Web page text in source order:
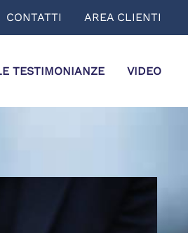
CONTATTI AREA CLIENTI
TESTIMONIANZE VIDEO